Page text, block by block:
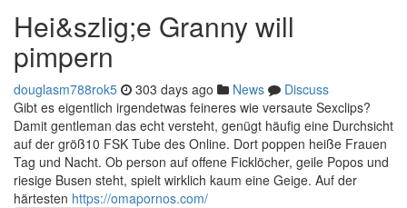
Hei&szlig;e Granny will
pimpern
douglasm788rok5 303 days ago News
Discuss
Gibt es eigentlich irgendetwas feineres wie versaute Sexclips?
Damit gentleman das echt versteht, genügt häufig eine Durchsicht
auf der größ10 FSK Tube des Online. Dort poppen heiße Frauen
Tag und Nacht. Ob person auf offene Ficklöcher, geile Popos und
riesige Busen steht, spielt wirklich kaum eine Geige. Auf der
härtesten https://omapornos.com/